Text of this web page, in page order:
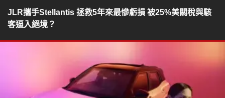
JLR攜手Stellantis 拯救5年來最慘虧損 被25%美關稅與駭
客逼入絕境？